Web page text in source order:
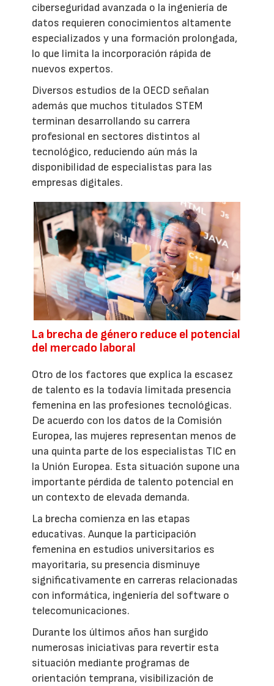
ciberseguridad avanzada o la ingeniería de
datos requieren conocimientos altamente
especializados y una formación prolongada,
lo que limita la incorporación rápida de
nuevos expertos.
Diversos estudios de la OECD señalan
además que muchos titulados STEM
terminan desarrollando su carrera
profesional en sectores distintos al
tecnológico, reduciendo aún más la
disponibilidad de especialistas para las
empresas digitales.
La brecha de género reduce el potencial
del mercado laboral
Otro de los factores que explica la escasez
de talento es la todavía limitada presencia
femenina en las profesiones tecnológicas.
De acuerdo con los datos de la Comisión
Europea, las mujeres representan menos de
una quinta parte de los especialistas TIC en
la Unión Europea. Esta situación supone una
importante pérdida de talento potencial en
un contexto de elevada demanda.
La brecha comienza en las etapas
educativas. Aunque la participación
femenina en estudios universitarios es
mayoritaria, su presencia disminuye
significativamente en carreras relacionadas
con informática, ingeniería del software o
telecomunicaciones.
Durante los últimos años han surgido
numerosas iniciativas para revertir esta
situación mediante programas de
orientación temprana, visibilización de